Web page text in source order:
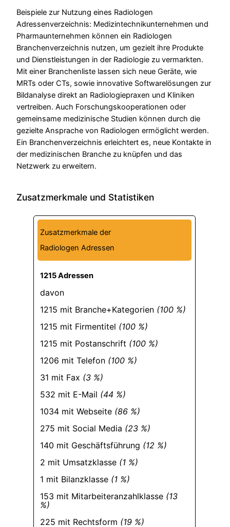
Beispiele zur Nutzung eines Radiologen
Adressenverzeichnis: Medizintechnikunternehmen und
Pharmaunternehmen können ein Radiologen
Branchenverzeichnis nutzen, um gezielt ihre Produkte
und Dienstleistungen in der Radiologie zu vermarkten.
Mit einer Branchenliste lassen sich neue Geräte, wie
MRTs oder CTs, sowie innovative Softwarelösungen zur
Bildanalyse direkt an Radiologiepraxen und Kliniken
vertreiben. Auch Forschungskooperationen oder
gemeinsame medizinische Studien können durch die
gezielte Ansprache von Radiologen ermöglicht werden.
Ein Branchenverzeichnis erleichtert es, neue Kontakte in
der medizinischen Branche zu knüpfen und das
Netzwerk zu erweitern.
Zusatzmerkmale und Statistiken
Zusatzmerkmale der
Radiologen Adressen
1215 Adressen
davon
1215 mit Branche+Kategorien (100 %)
1215 mit Firmentitel (100 %)
1215 mit Postanschrift (100 %)
1206 mit Telefon (100 %)
31 mit Fax (3 %)
532 mit E-Mail (44 %)
1034 mit Webseite (86 %)
275 mit Social Media (23 %)
140 mit Geschäftsführung (12 %)
2 mit Umsatzklasse (1 %)
1 mit Bilanzklasse (1 %)
153 mit Mitarbeiteranzahlklasse (13
%)
225 mit Rechtsform (19 %)